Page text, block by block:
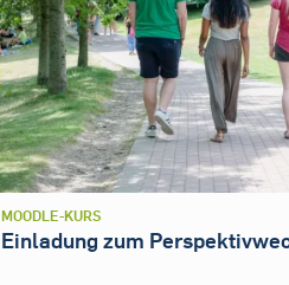
MOODLE-KURS
Einladung zum